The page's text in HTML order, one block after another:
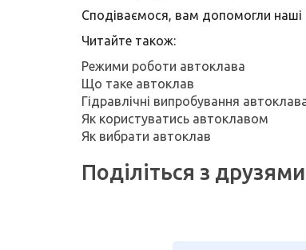
Сподіваємося, вам допомогли
Читайте також:
Режими роботи автоклава
Що таке автоклав
Гідравлічні випробування
Як користуватись автоклавом
Як вибрати автоклав
Поділіться з друзями